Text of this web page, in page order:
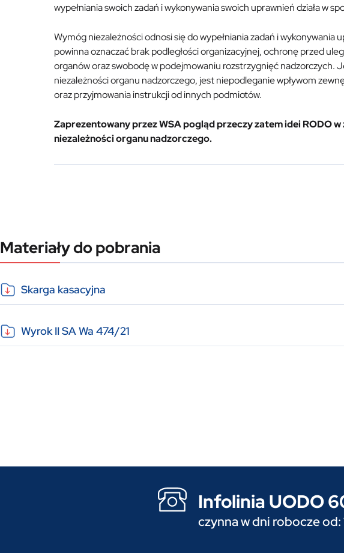
wypełniania swoich zadań i wykonywania swoich uprawnień działa w
Wymóg niezależności odnosi się do wypełniania zadań i
powinna oznaczać brak podległości organizacyjnej, ochronę przed
organów oraz swobodę w podejmowaniu rozstrzygnięć nadzorczych.
niezależności organu nadzorczego, jest niepodleganie wpływom
oraz przyjmowania instrukcji od innych podmiotów.
Zaprezentowany przez WSA pogląd przeczy zatem idei RODO
niezależności organu nadzorczego.
Materiały do pobrania
Skarga kasacyjna
Wyrok II SA Wa 474/21
Infolinia UODO
czynna w dni robocze